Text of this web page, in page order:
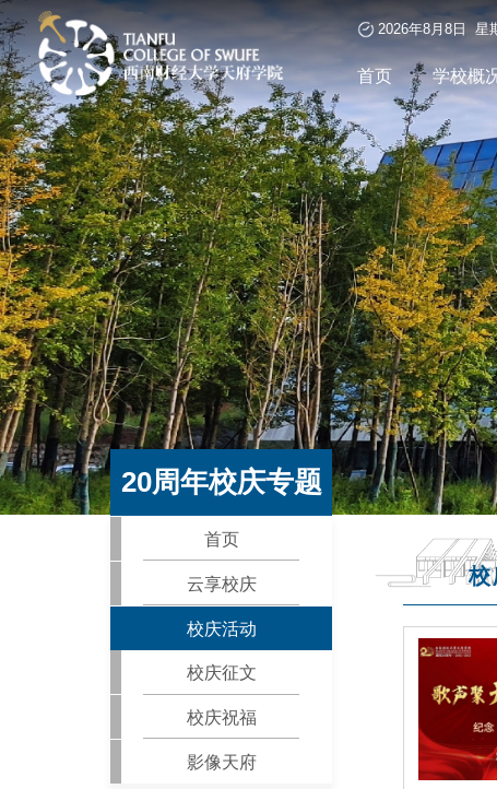
2026年8月8日 星
首页 学校概
20周年校庆专题
首页
云享校庆
校庆活动
校庆征文
校庆祝福
影像天府